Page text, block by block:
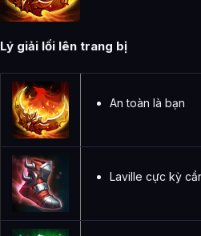
Lý giải lối lên trang bị
An toàn là bạn
Laville cực kỳ